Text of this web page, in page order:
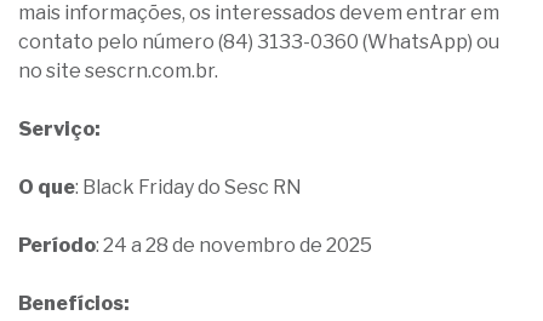
mais informações, os interessados devem entrar em
contato pelo número (84) 3133-0360 (WhatsApp) ou
no site sescrn.com.br.
Serviço:
O que: Black Friday do Sesc RN
Período: 24 a 28 de novembro de 2025
Benefícios: